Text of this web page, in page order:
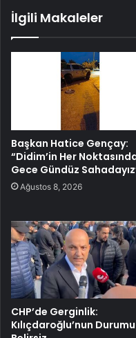
İlgili Makaleler
Başkan Hatice Gençay:
“Didim’in Her
Gece Gündüz
Ağustos 8, 2026
CHP’de Gerginlik:
Kılıçdaroğlu’nun Durumu